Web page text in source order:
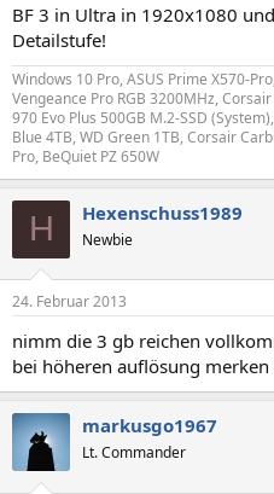
BF 3 in Ultra in 1920x1080
Detailstufe!
Windows 10 Pro, ASUS Prime X570-
Vengeance Pro RGB 3200MHz,
970 Evo Plus 500GB M.2-SSD
Blue 4TB, WD Green 1TB, Corsair
Pro, BeQuiet PZ 650W
H Hexenschuss1989
Newbie
24. Februar 2013
nimm die 3 gb reichen
bei höheren auflösung
markusgo1967
Lt. Commander